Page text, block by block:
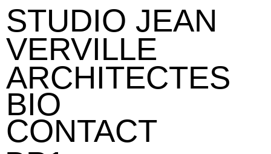
STUDIO JEAN
VERVILLE
ARCHITECTES
BIO
CONTACT